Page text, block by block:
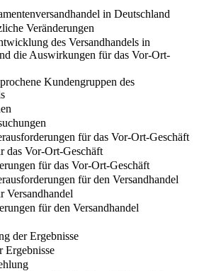
in Deutschland
Veränderungen
des Versandhandels in
die Auswirkungen für das Vor-Ort-
Kundengruppen des
für das Vor-Ort-Geschäft
das Vor-Ort-Geschäft
für das Vor-Ort-Geschäft
für den Versandhandel
Versandhandel
für den Versandhandel
der Ergebnisse
Ergebnisse